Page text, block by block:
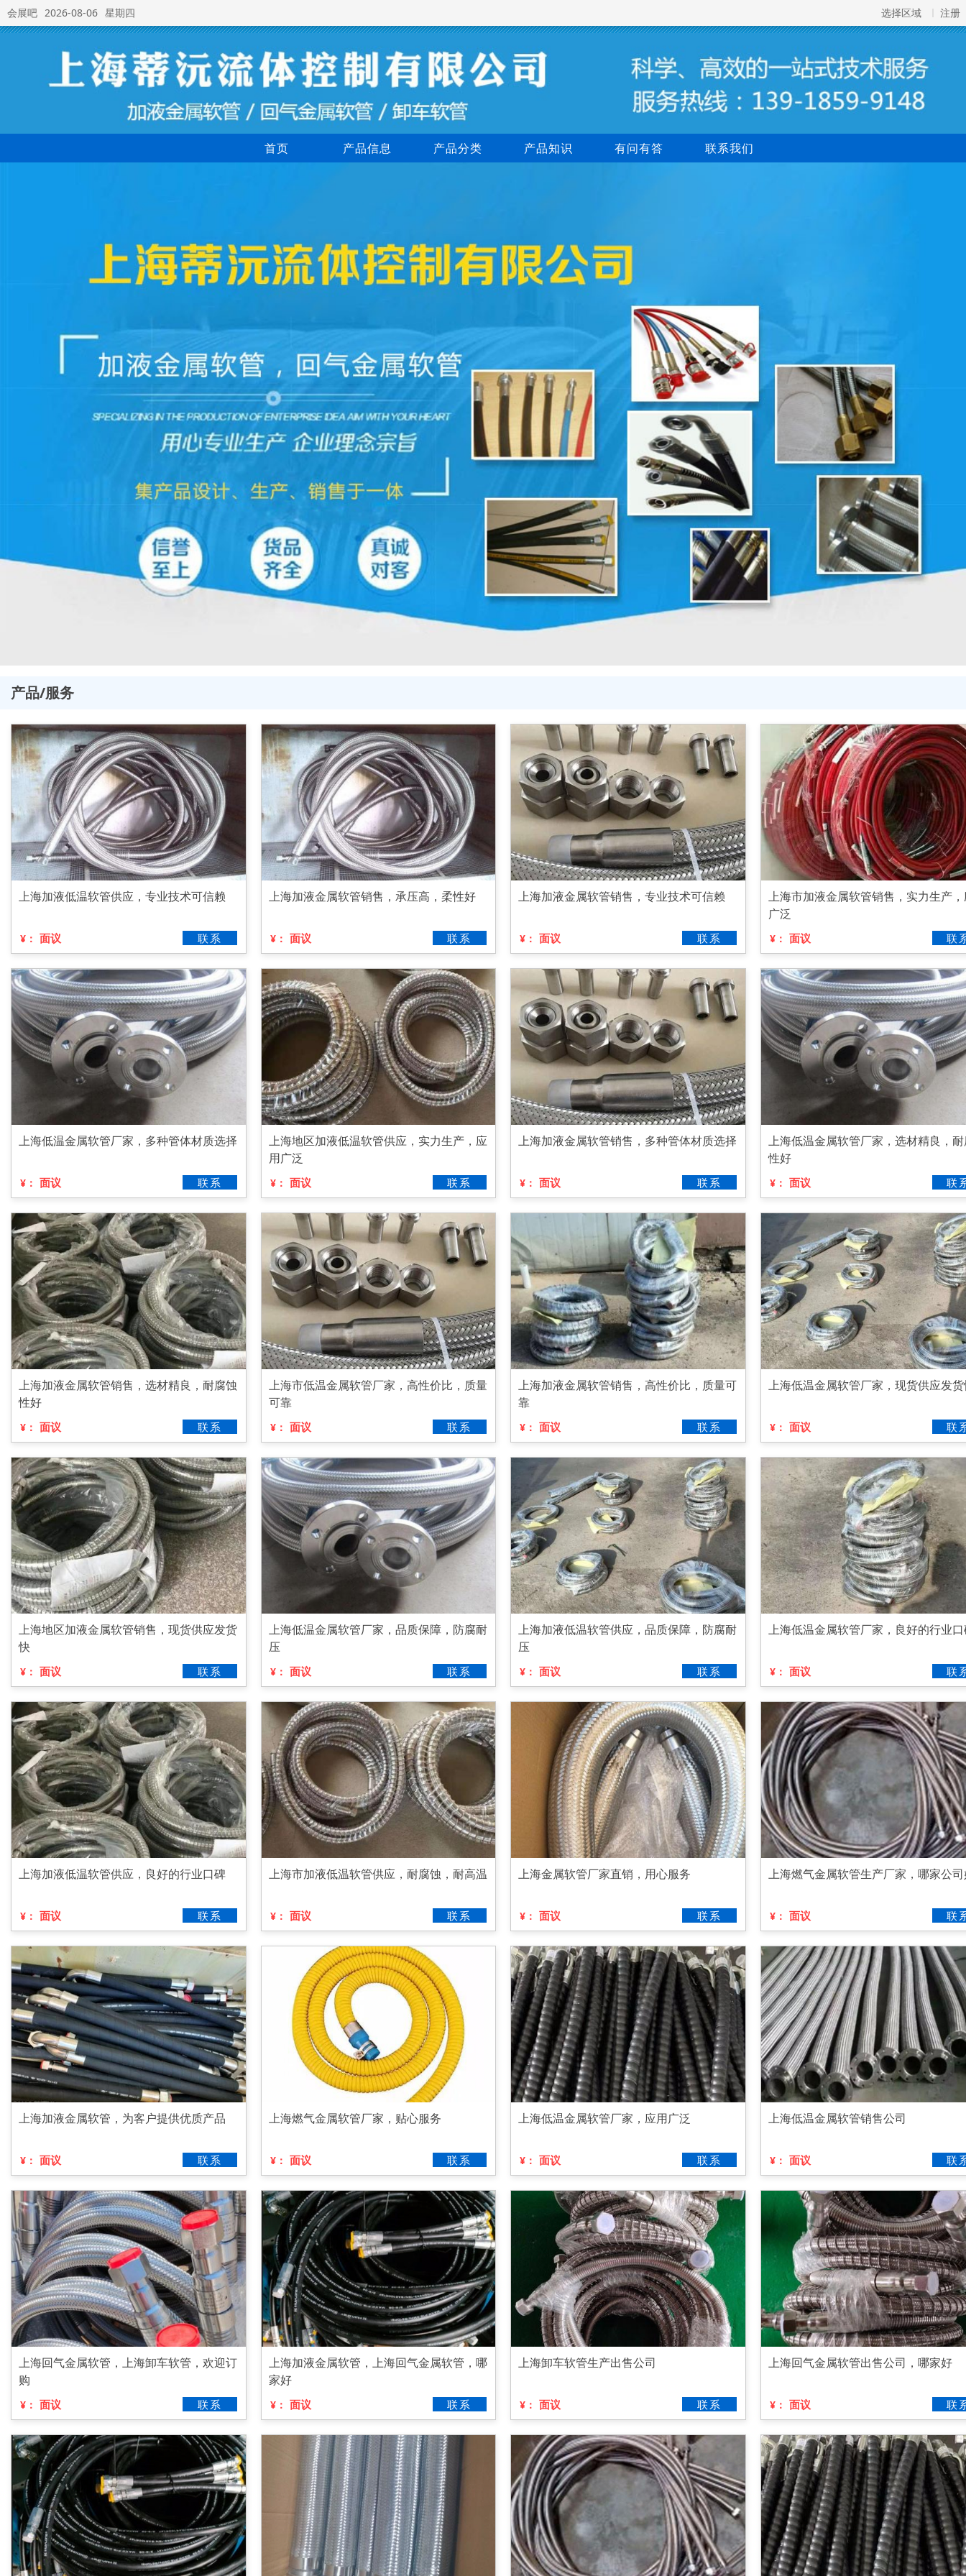
会展吧 2026-08-06 星期四 选择区域 注册
首页 产品信息 产品分类 产品知识 有问有答 联系我们
产品/服务
上海加液低温软管供应，专业技术可信赖
¥： 面议 联系
上海加液金属软管销售，承压高，柔性好
¥： 面议 联系
上海加液金属软管销售，专业技术可信赖
¥： 面议 联系
上海市加液金属软管销售，实力生产
广泛
¥： 面议 联
上海低温金属软管厂家，多种管体材质选择
¥： 面议 联系
上海地区加液低温软管供应，实力生产，应
用广泛
¥： 面议 联系
上海加液金属软管销售，多种管体材质选择
¥： 面议 联系
上海低温金属软管厂家，选材精良，
性好
¥： 面议 联
上海加液金属软管销售，选材精良，耐腐蚀
性好
¥： 面议 联系
上海市低温金属软管厂家，高性价比，质量
可靠
¥： 面议 联系
上海加液金属软管销售，高性价比，质量可
靠
¥： 面议 联系
上海低温金属软管厂家，现货供应发
¥： 面议 联
上海地区加液金属软管销售，现货供应发货
快
¥： 面议 联系
上海低温金属软管厂家，品质保障，防腐耐
压
¥： 面议 联系
上海加液低温软管供应，品质保障，防腐耐
压
¥： 面议 联系
上海低温金属软管厂家，良好的行业
¥： 面议 联
上海加液低温软管供应，良好的行业口碑
¥： 面议 联系
上海市加液低温软管供应，耐腐蚀，耐高温
¥： 面议 联系
上海金属软管厂家直销，用心服务
¥： 面议 联系
上海燃气金属软管生产厂家，哪家公
¥： 面议 联
上海加液金属软管，为客户提供优质产品
¥： 面议 联系
上海燃气金属软管厂家，贴心服务
¥： 面议 联系
上海低温金属软管厂家，应用广泛
¥： 面议 联系
上海低温金属软管销售公司
¥： 面议 联
上海回气金属软管，上海卸车软管，欢迎订
购
¥： 面议 联系
上海加液金属软管，上海回气金属软管，哪
家好
¥： 面议 联系
上海卸车软管生产出售公司
¥： 面议 联系
上海回气金属软管出售公司，哪家好
¥： 面议 联